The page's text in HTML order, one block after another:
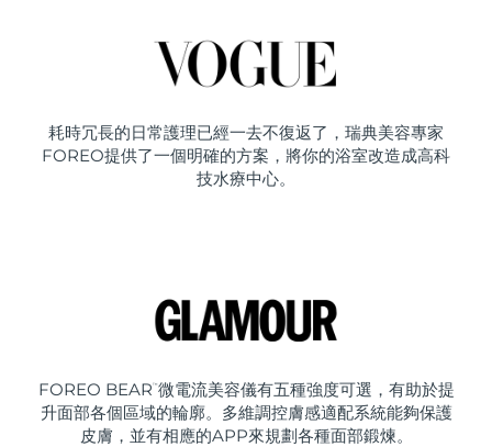
耗時冗長的日常護理已經一去不復返了，瑞典美容專家
FOREO提供了一個明確的方案，將你的浴室改造成高科
技水療中心。
FOREO BEAR ™ 微電流美容儀有五種強度可選，有助於提
升面部各個區域的輪廓。多維調控膚感適配系統能夠保護
皮膚，並有相應的APP來規劃各種面部鍛煉。